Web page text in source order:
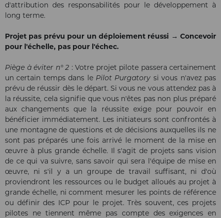
d'attribution des responsabilités pour le développement à
long terme.
Projet pas prévu pour un déploiement réussi → Concevoir
pour l'échelle, pas pour l'échec.
Piège à éviter n° 2 : Votre projet pilote passera certainement
un certain temps dans le Pilot Purgatory si vous n'avez pas
prévu de réussir dès le départ. Si vous ne vous attendez pas à
la réussite, cela signifie que vous n'êtes pas non plus préparé
aux changements que la réussite exige pour pouvoir en
bénéficier immédiatement. Les initiateurs sont confrontés à
une montagne de questions et de décisions auxquelles ils ne
sont pas préparés une fois arrivé le moment de la mise en
œuvre à plus grande échelle. Il s'agit de projets sans vision
de ce qui va suivre, sans savoir qui sera l'équipe de mise en
œuvre, ni s'il y a un groupe de travail suffisant, ni d'où
proviendront les ressources ou le budget alloués au projet à
grande échelle, ni comment mesurer les points de référence
ou définir des ICP pour le projet. Très souvent, ces projets
pilotes ne tiennent même pas compte des exigences en